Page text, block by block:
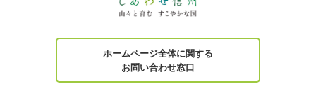
ホームページ全体に関する
お問い合わせ窓口